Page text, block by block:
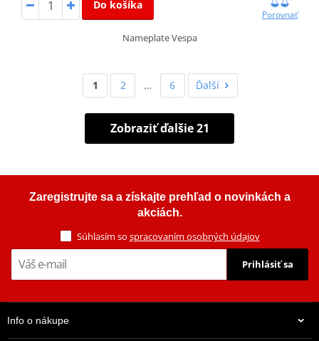
Do košíka
Porovnať
Nameplate Vespa
1 2 … 6 Ďalší
Zobraziť ďalšie 21
Zaregistrujte sa a získajte prehľad o novinkách a
akciách.
Súhlasím so spracovaním osobných údajov
Prihlásiť sa
Info o nákupe